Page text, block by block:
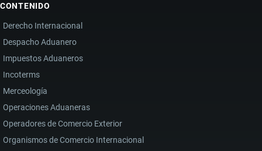
CONTENIDO
Derecho Internacional
Despacho Aduanero
Impuestos Aduaneros
Incoterms
Merceología
Operaciones Aduaneras
Operadores de Comercio Exterior
Organismos de Comercio Internacional